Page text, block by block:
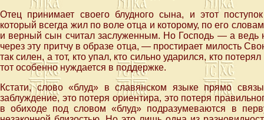
Отец принимает своего блудного сына, и этот
который всегда жил по воле отца и которому, по его
и верный сын считал заслуженным. Но Господь — а ведь
через эту притчу в образе отца, — простирает милость
так силен, а тот, кто упал, кто сильно ударился, кто
тот особенно нуждается в поддержке.
Кстати, слово «блуд» в славянском языке прямо
заблуждение, это потеря ориентира, это потеря
в обиходе под словом «блуд» подразумеваются в